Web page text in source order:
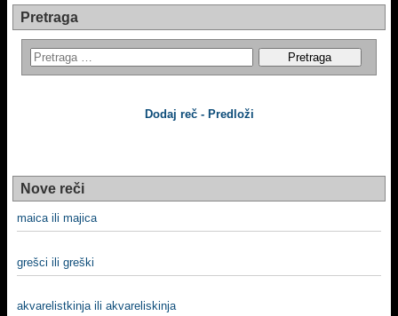
Pretraga
Dodaj reč - Predloži
Nove reči
maica ili majica
grešci ili greški
akvarelistkinja ili akvareliskinja